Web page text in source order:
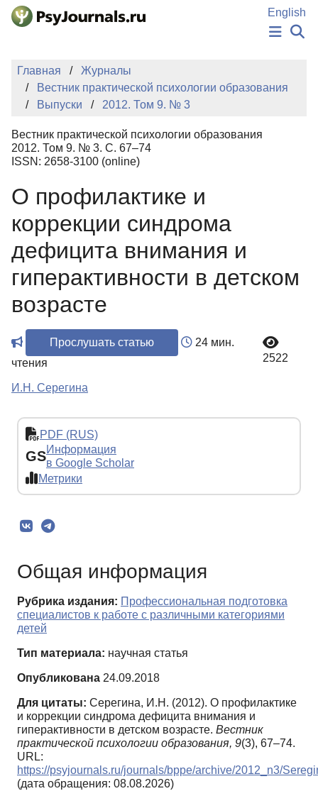
Перейти к основному содержанию
English
НОВОСТИ
ИЗДАНИЯ
АВТОРЫ
БАЗА ЗНАНИЙ
КЛЮЧЕВЫЕ СЛОВА
Регистрация
Главная
Журналы
Вестник практической психологии образования
Выпуски
2012. Том 9. № 3
Вестник практической психологии образования
2012. Том 9. № 3. С. 67–74
ISSN: 2658-3100 (online)
О профилактике и
коррекции синдрома
дефицита внимания и
гиперактивности в детском
возрасте
Прослушать статью
24 мин.
чтения
2522
И.Н. Серегина
PDF (RUS)
GSИнформация
в Google Scholar
Метрики
Общая информация
Рубрика издания: Профессиональная подготовка
специалистов к работе с различными категориями
детей
Тип материала: научная статья
Опубликована 24.09.2018
Для цитаты: Серегина, И.Н. (2012). О профилактике
и коррекции синдрома дефицита внимания и
гиперактивности в детском возрасте. Вестник
практической психологии образования, 9(3), 67–74.
URL:
https://psyjournals.ru/journals/bppe/archive/2012_n3/
(дата обращения: 08.08.2026)